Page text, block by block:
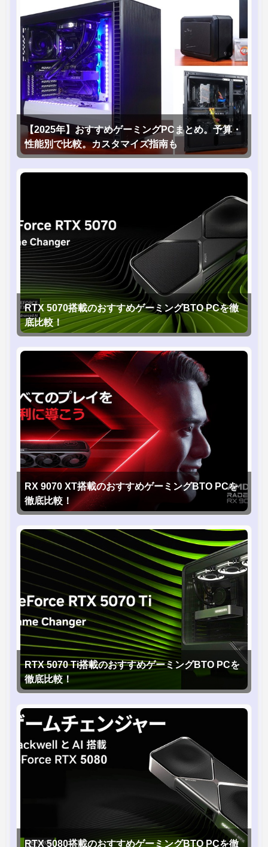
【2025年】おすすめゲーミングPCまとめ。予算・
性能別で比較。カスタマイズ指南も
RTX 5070搭載のおすすめゲーミングBTO PCを徹
底比較！
RX 9070 XT搭載のおすすめゲーミングBTO PCを
徹底比較！
RTX 5070 Ti搭載のおすすめゲーミングBTO PCを
徹底比較！
RTX 5080搭載のおすすめゲーミングBTO PCを徹